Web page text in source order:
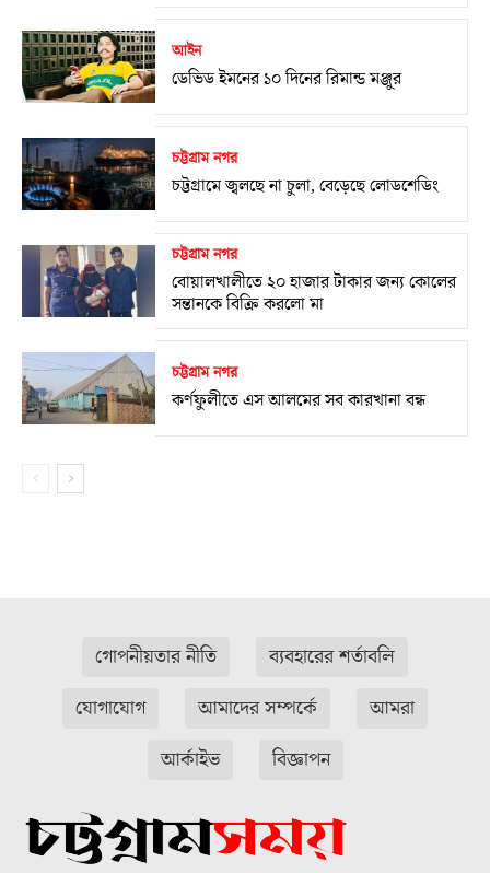
আইন
ডেভিড ইমনের ১০ দিনের রিমান্ড মঞ্জুর
চট্টগ্রাম নগর
চট্টগ্রামে জ্বলছে না চুলা, বেড়েছে লোডশেডিং
চট্টগ্রাম নগর
বোয়ালখালীতে ২০ হাজার টাকার জন্য কোলের
সন্তানকে বিক্রি করলো মা
চট্টগ্রাম নগর
কর্ণফুলীতে এস আলমের সব কারখানা বন্ধ
গোপনীয়তার নীতি
ব্যবহারের শর্তাবলি
যোগাযোগ
আমাদের সম্পর্কে
আমরা
আর্কাইভ
বিজ্ঞাপন